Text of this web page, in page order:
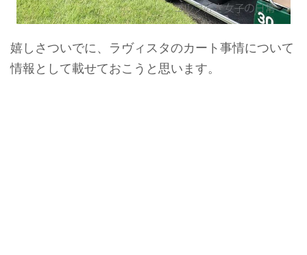
嬉しさついでに、ラヴィスタのカート事情について
情報として載せておこうと思います。